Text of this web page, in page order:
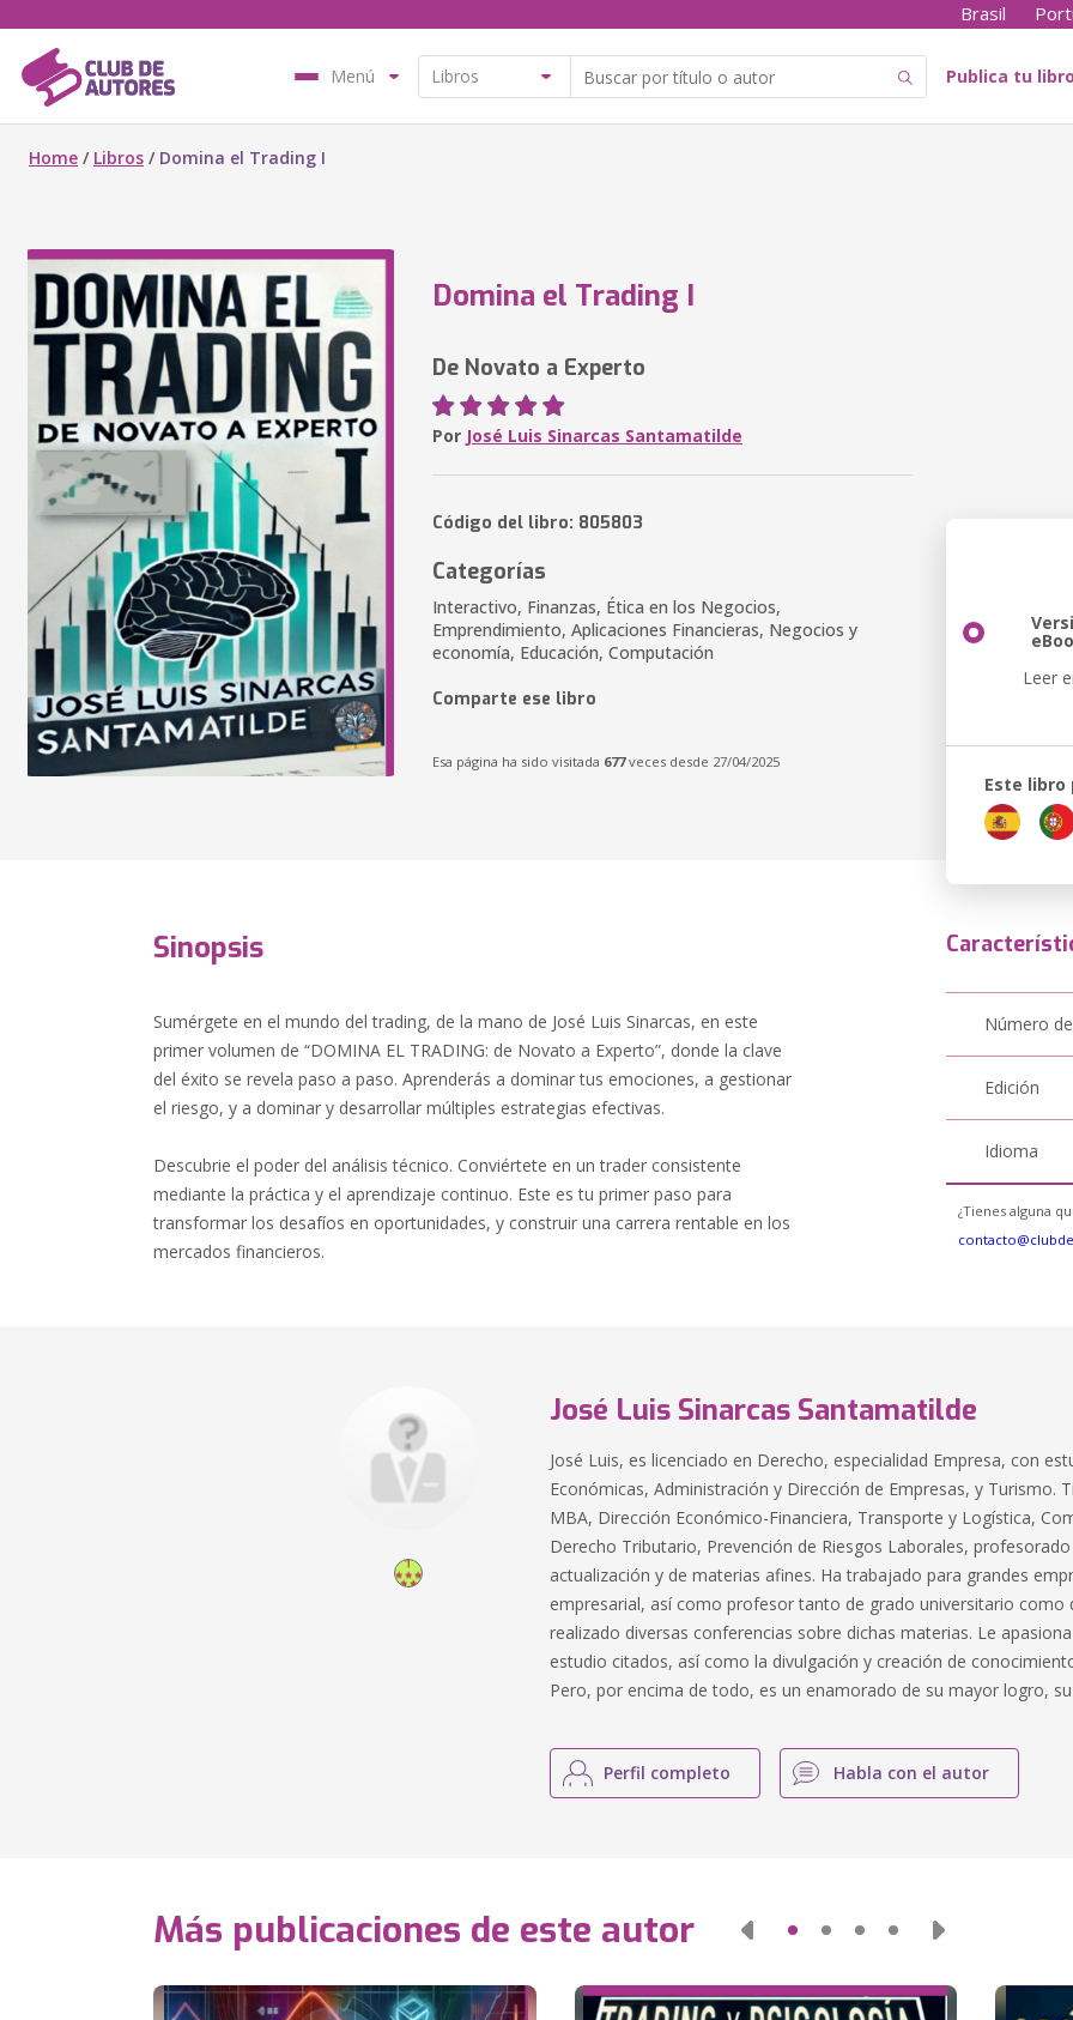
Brasil
Menú Publica tu libro
Home / Libros / Domina el Trading I
Domina el Trading I
De Novato a Experto
Por José Luis Sinarcas Santamatilde
Código del libro: 805803
Categorías
Interactivo, Finanzas, Ética en los Negocios,
Emprendimiento, Aplicaciones Financieras, Negocios y
economía, Educación, Computación
Comparte ese libro
Esa página ha sido visitada 677veces desde 27/04/2025
Leer
Este libro
Sinopsis
Sumérgete en el mundo del trading, de la mano de José Luis Sinarcas, en este
primer volumen de “DOMINA EL TRADING: de Novato a Experto”, donde la clave
del éxito se revela paso a paso. Aprenderás a dominar tus emociones, a gestionar
el riesgo, y a dominar y desarrollar múltiples estrategias efectivas.
Descubrie el poder del análisis técnico. Conviértete en un trader consistente
mediante la práctica y el aprendizaje continuo. Este es tu primer paso para
transformar los desafíos en oportunidades, y construir una carrera rentable en los
mercados financieros.
Número
Edición
Idioma
¿Tienes alguna
José Luis Sinarcas Santamatilde
José Luis, es licenciado en Derecho, especialidad Empresa, con
Económicas, Administración y Dirección de Empresas, y Turismo.
MBA, Dirección Económico-Financiera, Transporte y Logística,
Derecho Tributario, Prevención de Riesgos Laborales,
actualización y de materias afines. Ha trabajado para grandes
empresarial, así como profesor tanto de grado universitario como
realizado diversas conferencias sobre dichas materias. Le
estudio citados, así como la divulgación y creación de
Pero, por encima de todo, es un enamorado de su mayor logro,
Perfil completo Habla con el autor
Más publicaciones de este autor